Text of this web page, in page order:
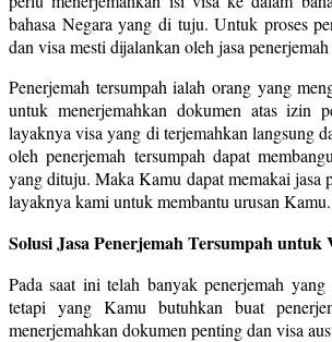
bahasa Negara yang di tuju. Untuk proses
dan visa mesti dijalankan oleh jasa
Penerjemah tersumpah ialah orang yang
untuk menerjemahkan dokumen atas izin
layaknya visa yang di terjemahkan langsung
oleh penerjemah tersumpah dapat
yang dituju. Maka Kamu dapat memakai jasa
layaknya kami untuk membantu urusan Kamu.
Solusi Jasa Penerjemah Tersumpah untuk
Pada saat ini telah banyak penerjemah
tetapi yang Kamu butuhkan buat
menerjemahkan dokumen penting dan visa